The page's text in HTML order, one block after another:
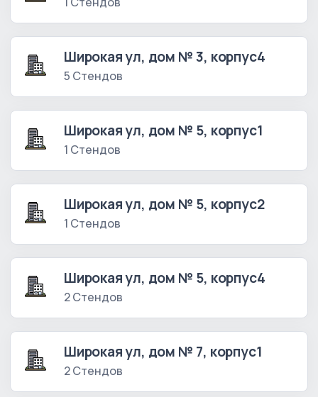
Широкая ул, дом № 3, корпус4
5 Стендов
Широкая ул, дом № 5, корпус1
1 Стендов
Широкая ул, дом № 5, корпус2
1 Стендов
Широкая ул, дом № 5, корпус4
2 Стендов
Широкая ул, дом № 7, корпус1
2 Стендов